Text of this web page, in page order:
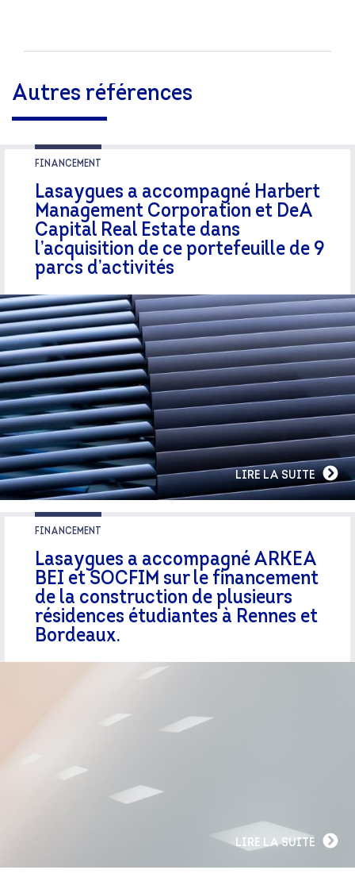
Autres références
FINANCEMENT
Lasaygues a accompagné Harbert
Management Corporation et DeA
Capital Real Estate dans
l’acquisition de ce portefeuille de 9
parcs d’activités
LIRE LA SUITE
FINANCEMENT
Lasaygues a accompagné ARKEA
BEI et SOCFIM sur le financement
de la construction de plusieurs
résidences étudiantes à Rennes et
Bordeaux.
LIRE LA SUITE